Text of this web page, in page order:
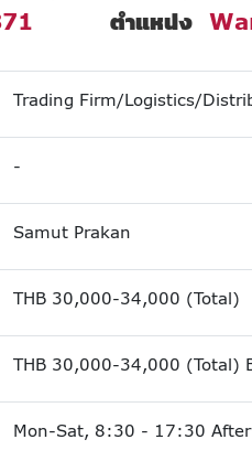
ตำแหน่ง
Trading Firm/Logistics/
-
Samut Prakan
THB 30,000-34,000 (Total)
THB 30,000-34,000 (Total)
Mon-Sat, 8:30 - 17:30